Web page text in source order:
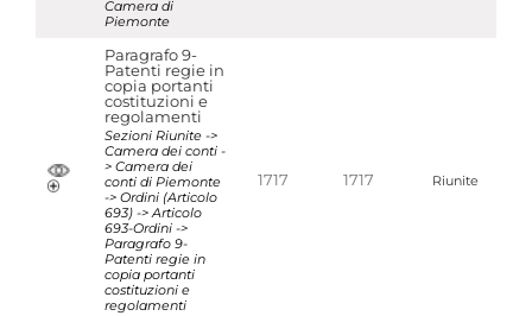
Camera di
Piemonte
Paragrafo 9-
Patenti regie in
copia portanti
costituzioni e
regolamenti
Sezioni Riunite ->
Camera dei conti -
> Camera dei
conti di Piemonte
-> Ordini (Articolo
693) -> Articolo
693-Ordini ->
Paragrafo 9-
Patenti regie in
copia portanti
costituzioni e
regolamenti
1717 1717 Riunite